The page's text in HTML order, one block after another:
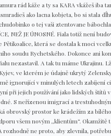
rád káže a ty sa KARA vkážeš iba
ako lacna kobjeta, bo si stala
o tej vaši ztentovane
NEŽ JE ÚNOSNÉ. Fiala totiž není
Pětikoalice, která se dostala k moci
soudu Rychetského. Dokonce ani
nezastavil. A tak tu máme Ukrajinu.
ve kterém je údajně ukrytý
ignorující v minulých letech zabíjení
při jejich používání jako lidských štítů
S neřízenou imigrací a
obrovský prostor ke krádežím za
všem novým ,,klientům“. Okamžitě
rozhodně ne proto, aby zlevnila,